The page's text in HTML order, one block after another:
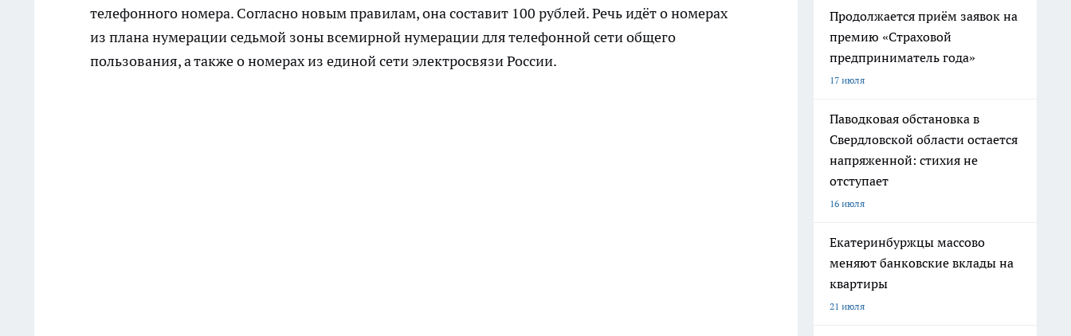
телефонного номера. Согласно новым правилам, она составит 100 рублей. Речь идёт о номерах
из плана нумерации седьмой зоны всемирной нумерации для телефонной сети общего
пользования, а также о номерах из единой сети электросвязи России.
Продолжается приём заявок на
премию «Страховой
предприниматель года»
17 июля
Паводковая обстановка в
Свердловской области остается
напряженной: стихия не
отступает
16 июля
Екатеринбуржцы массово
меняют банковские вклады на
квартиры
21 июля